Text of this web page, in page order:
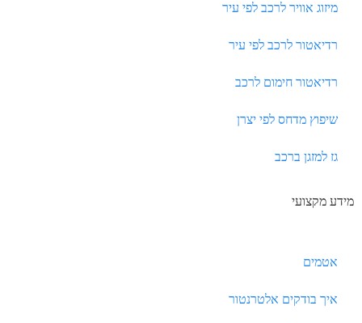
מיזוג אוויר לרכב לפי עיר
רדיאטור לרכב לפי עיר
רדיאטור חימום לרכב
שיפוץ מדחס לפי יצרן
גז למזגן ברכב
מידע מקצועי
אטמים
איך בודקים אלטרנטור